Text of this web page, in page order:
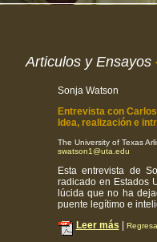
Articulos y Ensayos
Sonja Watson
Entrevista con
Idea, realización e
The University of Texas
swatson1@uta.edu
Esta entrevista de
radicado en Estados
lúcida que no ha
puente legítimo e
Leer más